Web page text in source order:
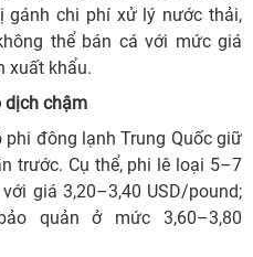
gánh chi phí xử lý nước thải,
thể bán cá với mức giá
xuất khẩu.
dịch chậm
phi đông lạnh Trung Quốc giữ
trước. Cụ thể, phi lê loại 5–7
giá 3,20–3,40 USD/pound;
quản ở mức 3,60–3,80